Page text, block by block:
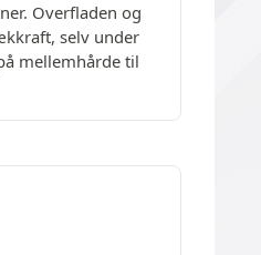
Overfladen og
selv under
mellemhårde til